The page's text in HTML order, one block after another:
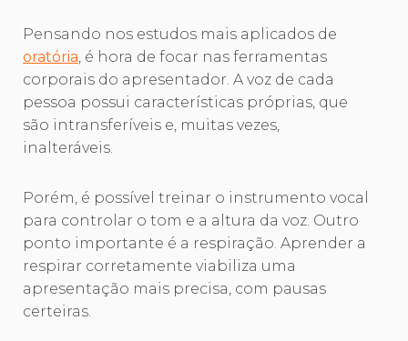
Pensando nos estudos mais aplicados de
oratória, é hora de focar nas ferramentas
corporais do apresentador. A voz de cada
pessoa possui características próprias, que
são intransferíveis e, muitas vezes,
inalteráveis.
Porém, é possível treinar o instrumento vocal
para controlar o tom e a altura da voz. Outro
ponto importante é a respiração. Aprender a
respirar corretamente viabiliza uma
apresentação mais precisa, com pausas
certeiras.